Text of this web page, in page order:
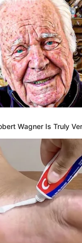
dənizdə yük
Wagner Is Truly